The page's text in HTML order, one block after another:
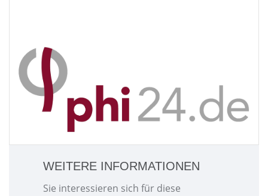
WEITERE INFORMATIONEN
Sie interessieren sich für diese